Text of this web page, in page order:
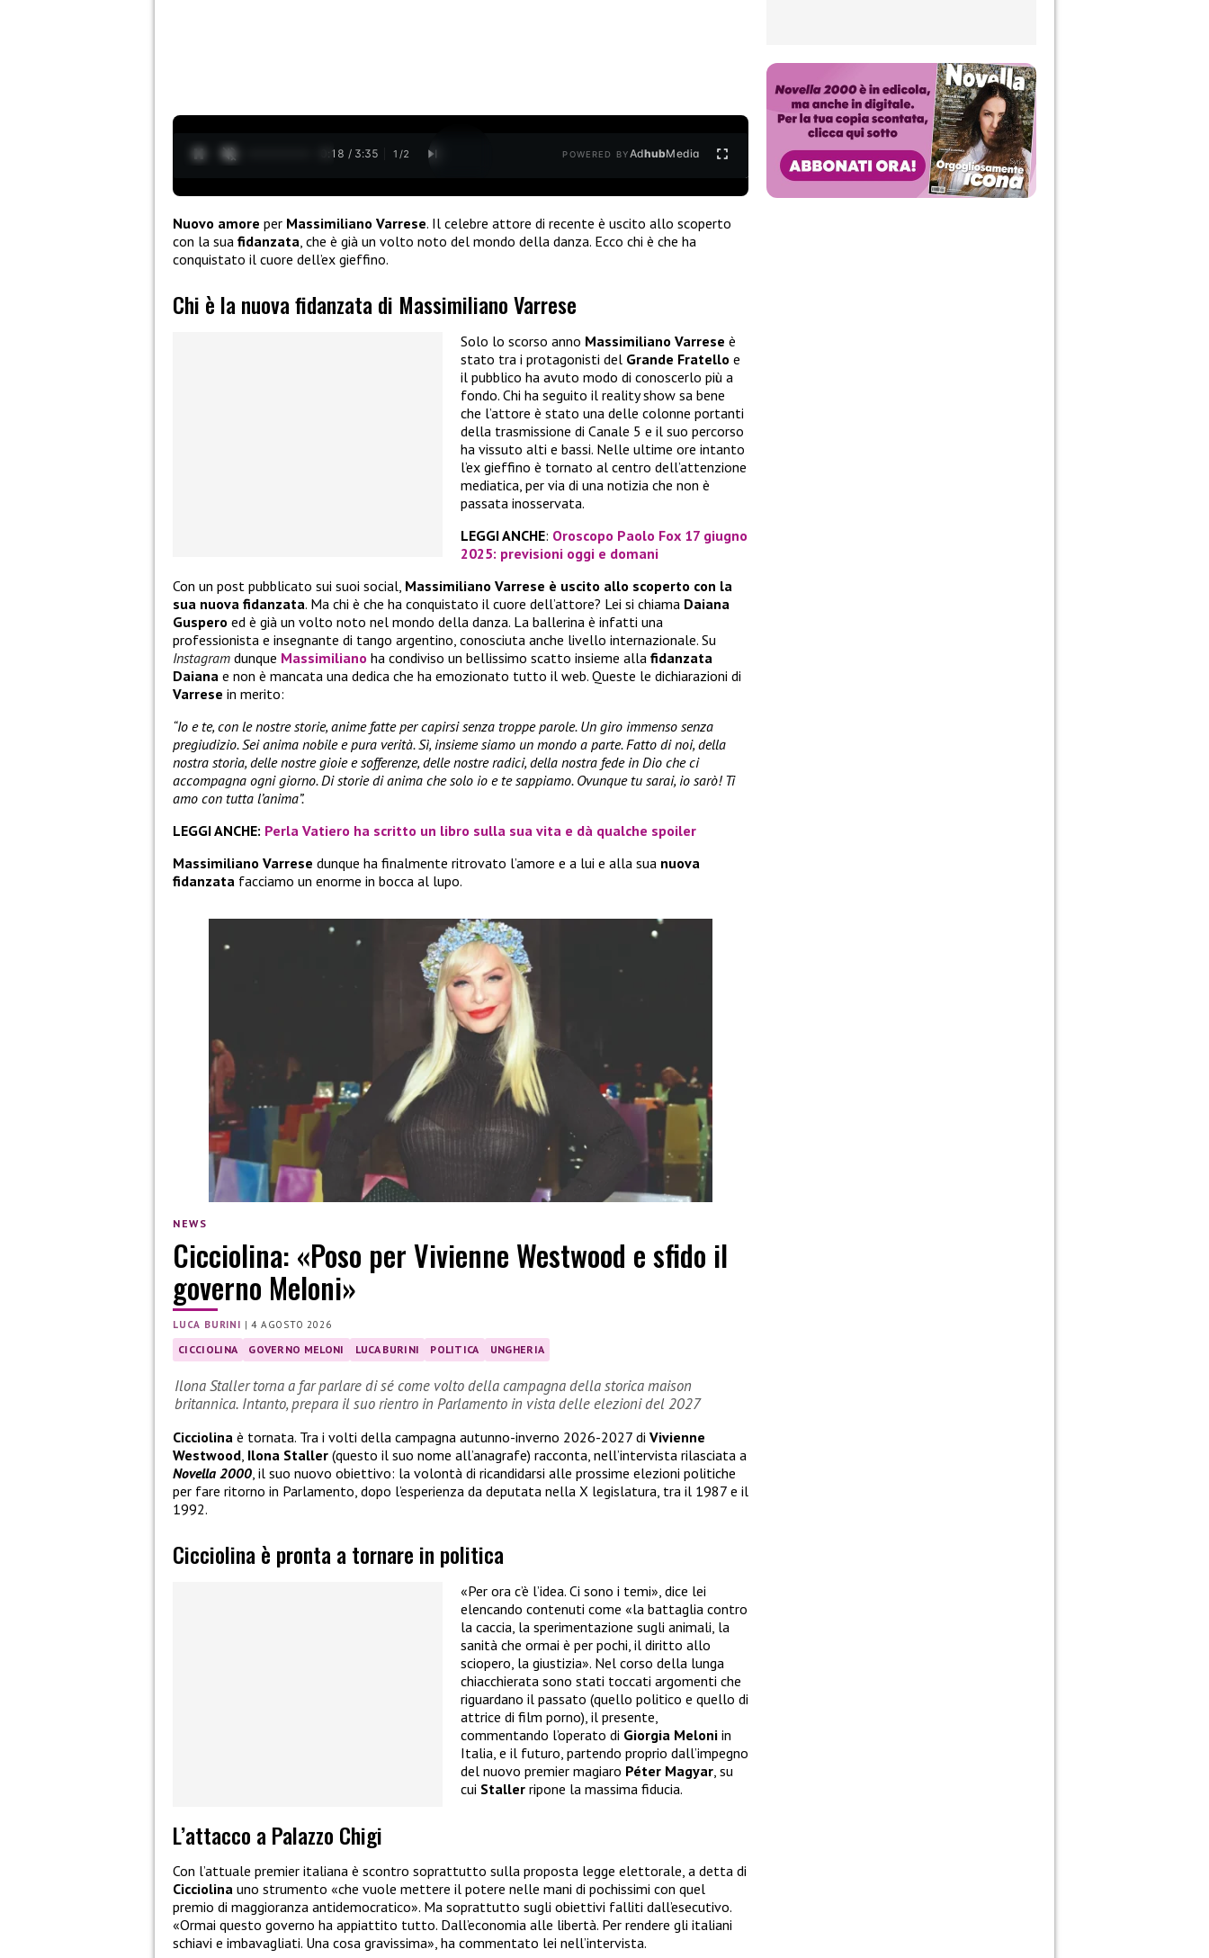
0:19 / 3:35 1 /2 POWERED BYAdhubMedia
Nuovo amore per Massimiliano Varrese. Il celebre attore di recente è uscito allo scoperto
con la sua fidanzata , che è già un volto noto del mondo della danza. Ecco chi è che ha
conquistato il cuore dell’ex gieffino.
Chi è la nuova fidanzata di Massimiliano Varrese
Solo lo scorso anno Massimiliano Varrese è
stato tra i protagonisti del Grande Fratello e
il pubblico ha avuto modo di conoscerlo più a
fondo. Chi ha seguito il reality show sa bene
che l’attore è stato una delle colonne portanti
della trasmissione di Canale 5 e il suo percorso
ha vissuto alti e bassi. Nelle ultime ore intanto
l’ex gieffino è tornato al centro dell’attenzione
mediatica, per via di una notizia che non è
passata inosservata.
LEGGI ANCHE: Oroscopo Paolo Fox 17 giugno
2025: previsioni oggi e domani
Con un post pubblicato sui suoi social, Massimiliano Varrese è uscito allo scoperto con la
sua nuova fidanzata. Ma chi è che ha conquistato il cuore dell’attore? Lei si chiama Daiana
Guspero ed è già un volto noto nel mondo della danza. La ballerina è infatti una
professionista e insegnante di tango argentino, conosciuta anche livello internazionale. Su
Instagram dunque Massimiliano ha condiviso un bellissimo scatto insieme alla fidanzata
Daiana e non è mancata una dedica che ha emozionato tutto il web. Queste le dichiarazioni di
Varrese in merito:
“Io e te, con le nostre storie, anime fatte per capirsi senza troppe parole. Un giro immenso senza
pregiudizio. Sei anima nobile e pura verità. Sì, insieme siamo un mondo a parte. Fatto di noi, della
nostra storia, delle nostre gioie e sofferenze, delle nostre radici, della nostra fede in Dio che ci
accompagna ogni giorno. Di storie di anima che solo io e te sappiamo. Ovunque tu sarai, io sarò! Ti
amo con tutta l’anima”.
LEGGI ANCHE: Perla Vatiero ha scritto un libro sulla sua vita e dà qualche spoiler
Massimiliano Varrese dunque ha finalmente ritrovato l’amore e a lui e alla sua nuova
fidanzata facciamo un enorme in bocca al lupo.
NEWS
Cicciolina: «Poso per Vivienne Westwood e sfido il
governo Meloni»
LUCA BURINI |4 AGOSTO 2026
CICCIOLINA GOVERNO MELONI LUCA BURINI POLITICA UNGHERIA
Ilona Staller torna a far parlare di sé come volto della campagna della storica maison
britannica. Intanto, prepara il suo rientro in Parlamento in vista delle elezioni del 2027
Cicciolina è tornata. Tra i volti della campagna autunno-inverno 2026-2027 di Vivienne
Westwood, Ilona Staller (questo il suo nome all’anagrafe) racconta, nell’intervista rilasciata a
Novella 2000, il suo nuovo obiettivo: la volontà di ricandidarsi alle prossime elezioni politiche
per fare ritorno in Parlamento, dopo l’esperienza da deputata nella X legislatura, tra il 1987 e il
1992.
Cicciolina è pronta a tornare in politica
«Per ora c’è l’idea. Ci sono i temi», dice lei
elencando contenuti come «la battaglia contro
la caccia, la sperimentazione sugli animali, la
sanità che ormai è per pochi, il diritto allo
sciopero, la giustizia». Nel corso della lunga
chiacchierata sono stati toccati argomenti che
riguardano il passato (quello politico e quello di
attrice di film porno), il presente,
commentando l’operato di Giorgia Meloni in
Italia, e il futuro, partendo proprio dall’impegno
del nuovo premier magiaro Péter Magyar, su
cui Staller ripone la massima fiducia.
L’attacco a Palazzo Chigi
Con l’attuale premier italiana è scontro soprattutto sulla proposta legge elettorale, a detta di
Cicciolina uno strumento «che vuole mettere il potere nelle mani di pochissimi con quel
premio di maggioranza antidemocratico». Ma soprattutto sugli obiettivi falliti dall’esecutivo.
«Ormai questo governo ha appiattito tutto. Dall’economia alle libertà. Per rendere gli italiani
schiavi e imbavagliati. Una cosa gravissima», ha commentato lei nell’intervista.